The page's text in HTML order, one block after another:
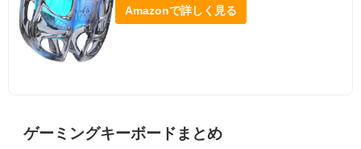
Amazonで詳しく見る
ゲーミングキーボードまとめ